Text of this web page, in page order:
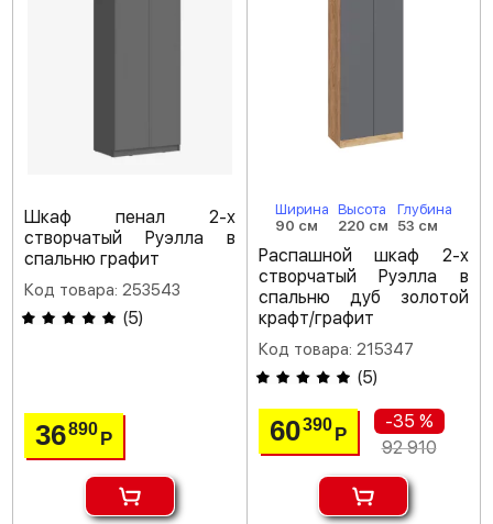
Шкаф пенал 2-х
створчатый Руэлла в
спальню графит
Код товара: 253543
(5)
36890Р
Ширина
90 см
Высота
220 см
Глубина
53 см
Распашной шкаф 2-х
створчатый Руэлла в
спальню дуб золотой
крафт/графит
Код товара: 215347
(5)
60390 Р
-35 %
92 910